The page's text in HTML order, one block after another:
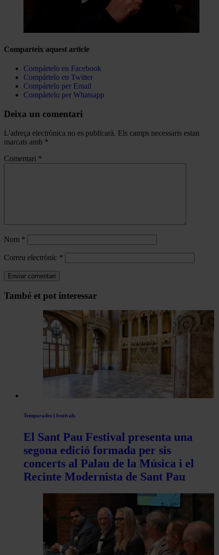
Comparteix aquest article
Compártelo en Facebook
Compártelo en Twitter
Compártelo per Email
Compártelo per Whatsapp
Deixa un comentari
L'adreça electrònica no es publicarà. Els camps necessaris estan
marcats amb *
Comentari *
Nom *
Correu electrònic *
Navegar
També et pot interessar
Temporades i festivals
El Sant Pau Festival presenta una
segona edició formada per sis
concerts al Palau de la Música i el
Recinte Modernista de Sant Pau